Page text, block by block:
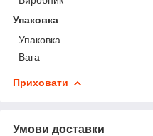
Упаковка
Упаковка
Вага
Приховати
Умови доставки